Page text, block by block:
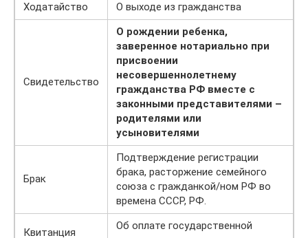
Ходатайство
О выходе из гражданства
Свидетельство
О рождении ребенка,
заверенное нотариально при
присвоении
несовершеннолетнему
гражданства РФ вместе с
законными представителями –
родителями или
усыновителями
Брак
Подтверждение регистрации
брака, расторжение семейного
союза с гражданкой/ном РФ во
времена СССР, РФ.
Квитанция
Об оплате государственной